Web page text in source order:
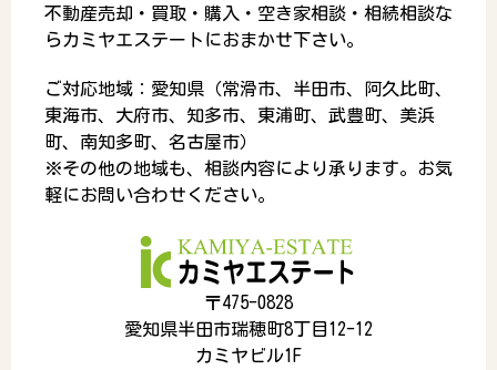
不動産売却・買取・購入・空き家相談・相続相談な
らカミヤエステートにおまかせ下さい。
ご対応地域：愛知県（常滑市、半田市、阿久比町、
東海市、大府市、知多市、東浦町、武豊町、美浜
町、南知多町、名古屋市）
※その他の地域も、相談内容により承ります。お気
軽にお問い合わせください。
〒475-0828
愛知県半田市瑞穂町8丁目12-12
カミヤビル1F